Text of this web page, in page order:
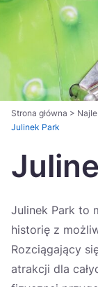
Español
Nederlands
Português
Zamknij
Strona główna >
Julinek Park
Julinek Park to
historię z
Rozciągający
atrakcji dla